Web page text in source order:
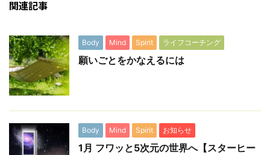
関連記事
Body Mind Spirit ライフコーチング
願いごとをかなえるには
Body Mind Spirit お知らせ
1月 フワッと5次元の世界へ【スターヒー